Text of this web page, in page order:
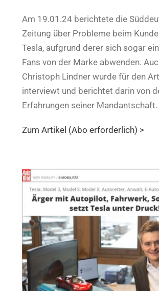
Am 19.01.24 berichtete die
Zeitung über Probleme beim
Tesla, aufgrund derer sich sogar
Fans von der Marke abwenden.
Christoph Lindner wurde für den
interviewt und berichtet darin von
Erfahrungen seiner Mandantschaft.
Zum Artikel (Abo erforderlich) >